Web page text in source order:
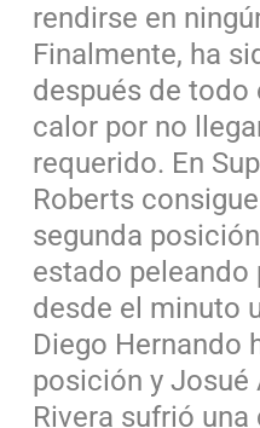
rendirse en
Finalmente, ha
después de todo
calor por no
requerido. En
Roberts
segunda
estado peleando
desde el minuto
Diego Hernando
posición y Josué
Rivera sufrió